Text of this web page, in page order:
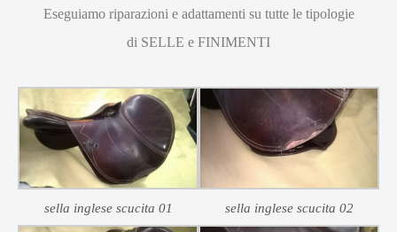
Eseguiamo riparazioni e adattamenti su tutte le tipologie
di SELLE e FINIMENTI
sella inglese scucita 01 sella inglese scucita 02